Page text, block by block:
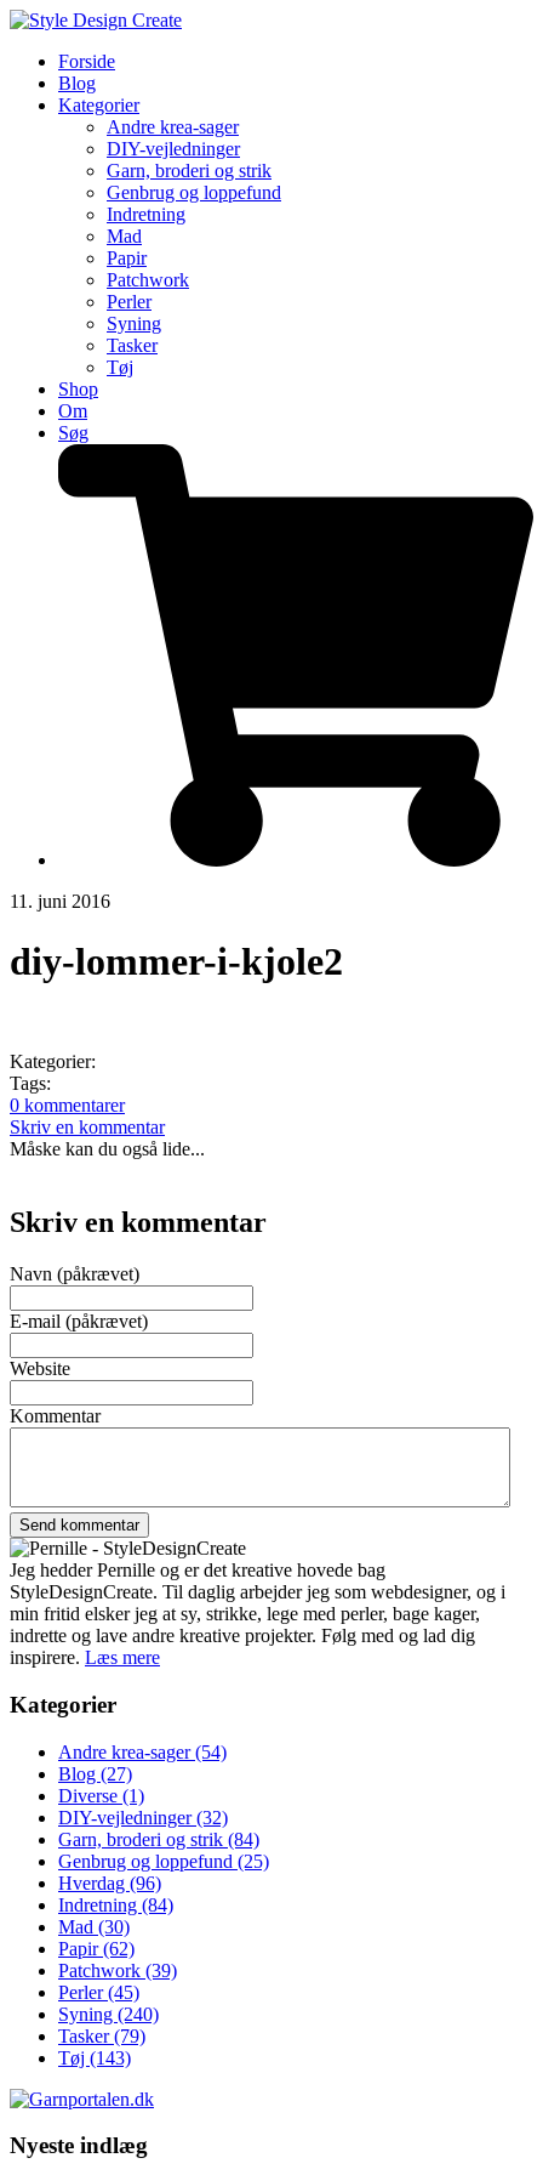
Forside
Blog
Kategorier
Andre krea-sager
DIY-vejledninger
Garn, broderi og strik
Genbrug og loppefund
Indretning
Mad
Papir
Patchwork
Perler
Syning
Tasker
Tøj
Shop
Om
Søg
11. juni 2016
diy-lommer-i-kjole2
Kategorier:
Tags:
0 kommentarer
Skriv en kommentar
Måske kan du også lide...
Skriv en kommentar
Navn (påkrævet)
E-mail (påkrævet)
Website
Kommentar
Jeg hedder Pernille og er det kreative hovede bag
StyleDesignCreate. Til daglig arbejder jeg som webdesigner, og i
min fritid elsker jeg at sy, strikke, lege med perler, bage kager,
indrette og lave andre kreative projekter. Følg med og lad dig
inspirere. Læs mere
Kategorier
Andre krea-sager(54)
Blog (27)
Diverse (1)
DIY-vejledninger(32)
Garn, broderi og strik (84)
Genbrug og loppefund (25)
Hverdag (96)
Indretning (84)
Mad (30)
Papir(62)
Patchwork (39)
Perler(45)
Syning (240)
Tasker(79)
Tøj (143)
Nyeste indlæg